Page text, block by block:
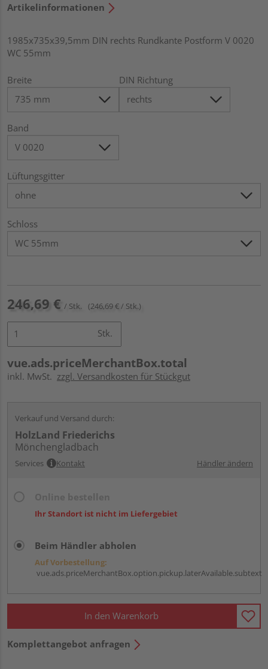
Artikelinformationen
1985x735x39,5mm DIN rechts Rundkante Postform V 0020
WC 55mm
Breite DIN Richtung
Band
Lüftungsgitter
Schloss
246,69 € / Stk. (246,69 € / Stk.)
Stk.
vue.ads.priceMerchantBox.total
inkl. MwSt. zzgl. Versandkosten für Stückgut
Verkauf und Versand durch:
HolzLand Friederichs
Mönchengladbach
Services Kontakt Händler ändern
Ihr Standort ist nicht im Liefergebiet
Beim Händler abholen
Auf Vorbestellung:
vue.ads.priceMerchantBox.option.pickup.laterAvailable.subtext
In den Warenkorb
Komplettangebot anfragen